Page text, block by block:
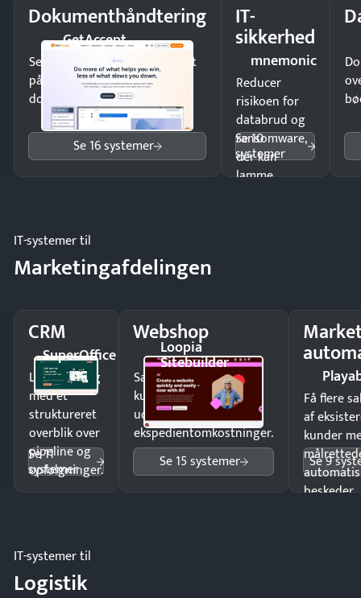
Dokumenthåndtering
GetAccept
Send kontrakter til underskrift
på minutter og mist ingen
dokumenter.
Se 16 systemer
IT-
sikkerhed
mnemonic
Reducer
risikoen for
databrud og
ransomware,
der kan
lamme
Se 10
systemer
IT-systemer til
Marketingafdelingen
CRM
SuperOffice
Luk flere salg
med et
struktureret
overblik over
pipeline og
opfølgninger.
Se 11
systemer
Webshop
Loopia
Sitebuilder
Sælg produkter 24/7 til
kunder i hele landet
uden
ekspedientomkostninger.
Se 15 systemer
Få flere
af
kunder
beskeder.
Se 9
IT-systemer til
Logistik